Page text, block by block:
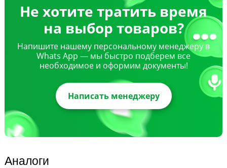
Не хотите тратить время
на выбор товаров?
Напишите нашему персональному менеджеру в
Whats App — мы быстро подберем все
необходимое и оформим документы!
Написать менеджеру
Аналоги